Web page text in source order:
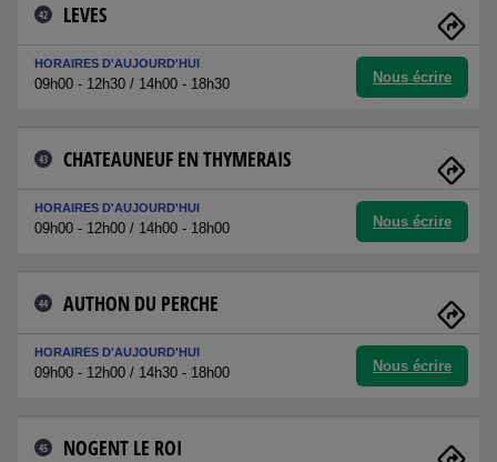
42 LEVES
HORAIRES D'AUJOURD'HUI
09h00 - 12h30 / 14h00 - 18h30 Nous écrire
43 CHATEAUNEUF EN THYMERAIS
HORAIRES D'AUJOURD'HUI
09h00 - 12h00 / 14h00 - 18h00 Nous écrire
44 AUTHON DU PERCHE
HORAIRES D'AUJOURD'HUI
09h00 - 12h00 / 14h30 - 18h00 Nous écrire
45 NOGENT LE ROI